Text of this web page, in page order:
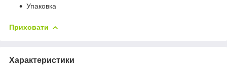
Упаковка
Приховати
Характеристики